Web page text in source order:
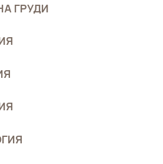
ГРУДИ